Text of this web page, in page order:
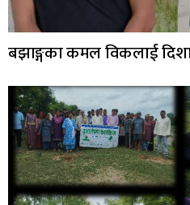
बझाङ्गका कमल विकलाई